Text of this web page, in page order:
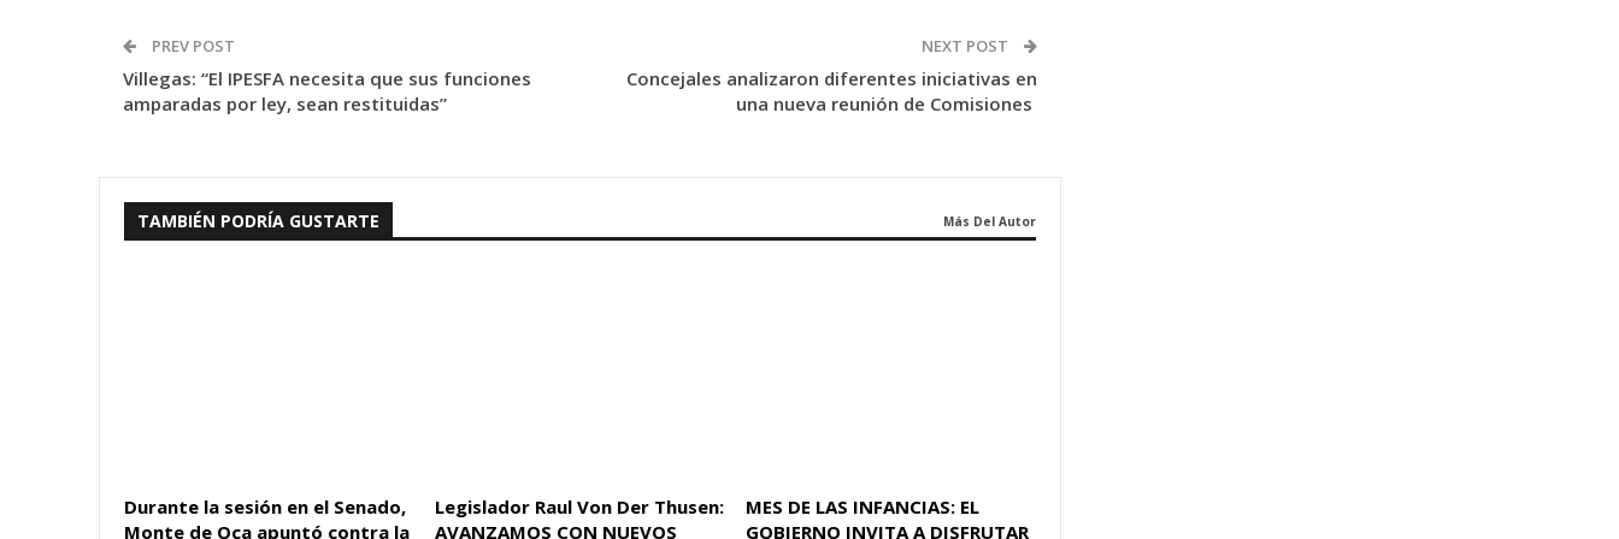
PREV POST
Villegas: “El IPESFA necesita que sus funciones
amparadas por ley, sean restituidas”
NEXT POST
Concejales analizaron diferentes iniciativas en
una nueva reunión de Comisiones
TAMBIÉN PODRÍA GUSTARTE Más Del Autor
Durante la sesión en el Senado,
Monte de Oca apuntó contra la
Legislador Raul Von Der Thusen:
AVANZAMOS CON NUEVOS
MES DE LAS INFANCIAS: EL
GOBIERNO INVITA A DISFRUTAR